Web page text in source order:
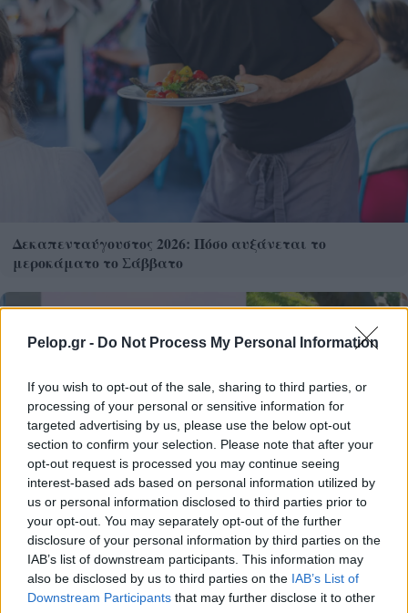
Pelop.gr - Do Not Process My Personal Information
If you wish to opt-out of the sale, sharing to third parties, or
processing of your personal or sensitive information for
targeted advertising by us, please use the below opt-out
section to confirm your selection. Please note that after your
opt-out request is processed you may continue seeing
interest-based ads based on personal information utilized by
us or personal information disclosed to third parties prior to
your opt-out. You may separately opt-out of the further
disclosure of your personal information by third parties on the
IAB’s list of downstream participants. This information may
also be disclosed by us to third parties on the IAB’s List of
Downstream Participants that may further disclose it to other
Δεκαπενταύγουστος 2026: Πόσο αυξάνεται το
μεροκάματο το Σάββατο
Η Meta παραδέχεται παραβίαση από AI μοντέλο της